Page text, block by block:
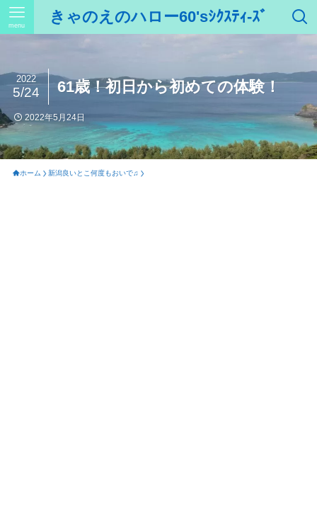
きゃのえのハロー60'sｼｸｽﾃｨ-ｽﾞ
menu
61歳！初日から初めての体験！
2022
5/24
2022年5月24日
ホーム 新潟良いとこ何度もおいで♫